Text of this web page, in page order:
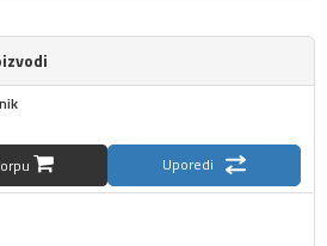
Uporedi